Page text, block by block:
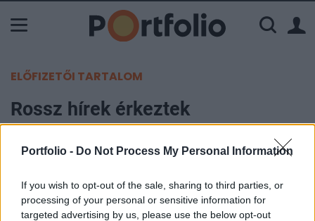
Portfolio - Do Not Process My Personal Information
If you wish to opt-out of the sale, sharing to third parties, or
processing of your personal or sensitive information for
targeted advertising by us, please use the below opt-out
ELŐFIZETŐI TARTALOM
Rossz hírek érkeztek
Németországból
2026. június 08. 08:37